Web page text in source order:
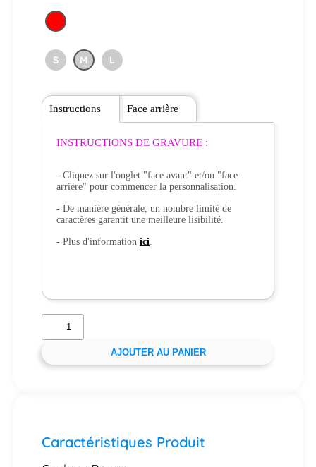
S M L
Instructions
INSTRUCTIONS DE GRAVURE :
- Cliquez sur l'onglet "face avant" et/ou "face
arrière" pour commencer la personnalisation.
- De manière générale, un nombre limité de
caractères garantit une meilleure lisibilité.
- Plus d'information ici.
Face arrière
AJOUTER AU PANIER
Caractéristiques Produit